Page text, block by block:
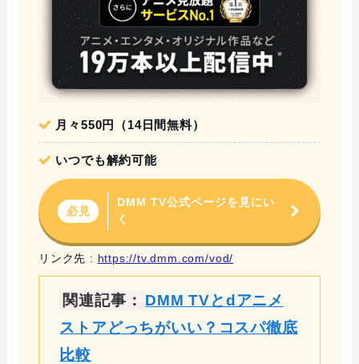
月々550円（14日間無料）
いつでも解約可能
必見
DMM TV公式ページを見にい
く
リンク先 : https://tv.dmm.com/vod/
関連記事： DMM TVとdアニメ
ストアどっちがいい？コスパ徹底
比較